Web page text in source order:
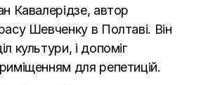
Кавалерідзе, автор
Шевченку в Полтаві. Він
культури, і допоміг
для репетицій.